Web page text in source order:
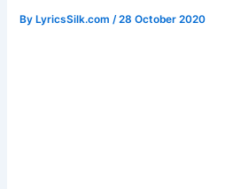
ByLyricsSilk.com /28 October 2020